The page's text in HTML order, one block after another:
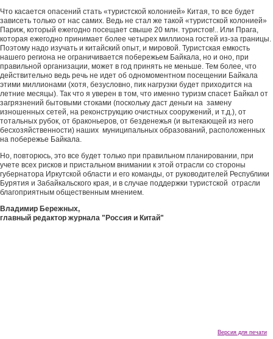
Что касается опасений стать «туристской колонией» Китая, то все будет
зависеть только от нас самих. Ведь не стал же такой «туристской колонией»
Париж, который ежегодно посещает свыше 20 млн. туристов!.. Или Прага,
которая ежегодно принимает более четырех миллиона гостей из-за границы.
Поэтому надо изучать и китайский опыт, и мировой. Туристская емкость
нашего региона не ограничивается побережьем Байкала, но и оно, при
правильной организации, может в год принять не меньше. Тем более, что
действительно ведь речь не идет об одномоментном посещении Байкала
этими миллионами (хотя, безусловно, пик нагрузки будет приходится на
летние месяцы). Так что я уверен в том, что именно туризм спасет Байкал от
загрязнений бытовыми стоками (поскольку даст деньги на замену
изношенных сетей, на реконструкцию очистных сооружений, и т.д.), от
тотальных рубок, от браконьеров, от безденежья (и вытекающей из него
беcхозяйственности) наших муниципальных образований, расположенных
на побережье Байкала.
Но, повторюсь, это все будет только при правильном планировании, при
учете всех рисков и пристальном внимании к этой отрасли со стороны
губернатора Иркутской области и его команды, от руководителей Республики
Бурятия и Забайкальского края, и в случае поддержки туристской отрасли
благоприятным общественным мнением.
Владимир Бережных,
главный редактор журнала "Россия и Китай"
Версия для печати